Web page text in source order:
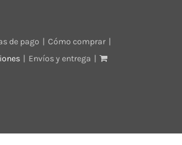
de pago
Cómo comprar
Envíos y entrega